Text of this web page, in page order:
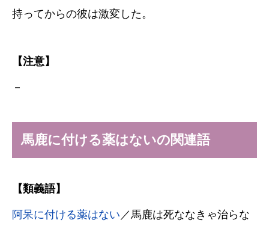
持ってからの彼は激変した。
【注意】
－
馬鹿に付ける薬はないの関連語
【類義語】
阿呆に付ける薬はない ／馬鹿は死ななきゃ治らな